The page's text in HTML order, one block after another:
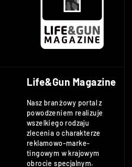
Life&Gun Magazine
Nasz branżowy portal z
powodzeniem realizuje
wszelkiego rodzaju
zlecenia o charakterze
reklamowo-marke-
tingowym w krajowym
obrocie specjalnym.